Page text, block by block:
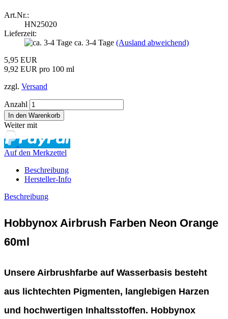
Art.Nr.:
HN25020
Lieferzeit:
ca. 3-4 Tage (Ausland abweichend)
5,95 EUR
9,92 EUR pro 100 ml
zzgl. Versand
Anzahl
Weiter mit
Auf den Merkzettel
Beschreibung
Hersteller-Info
Beschreibung
Hobbynox Airbrush Farben Neon Orange
60ml
Unsere Airbrushfarbe auf Wasserbasis besteht
aus lichtechten Pigmenten, langlebigen Harzen
und hochwertigen Inhaltsstoffen. Hobbynox